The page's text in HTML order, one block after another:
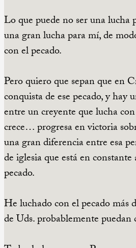
Lo que puede no ser una lucha
una gran lucha para mí, de
con el pecado.
Pero quiero que sepan que en
conquista de ese pecado, y hay
entre un creyente que lucha
crece… progresa en victoria
una gran diferencia entre esa
de iglesia que está en
pecado.
He luchado con el pecado más
de Uds. probablemente puedan